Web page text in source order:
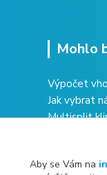
Mohlo
Výpočet
Jak vybrat
Multisplit
Aby se Vám na